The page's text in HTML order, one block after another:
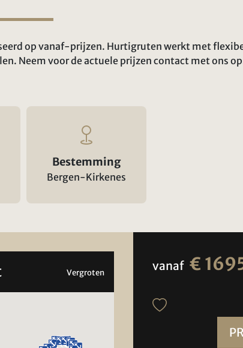
op vanaf-prijzen. Hurtigruten werkt met
Neem voor de actuele prijzen contact met ons
Bestemming
Bergen-Kirkenes
Vergroten vanaf €